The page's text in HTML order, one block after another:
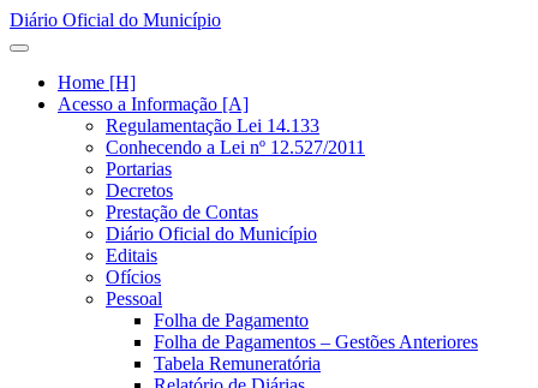
Diário Oficial do Município
Home [H]
Acesso a Informação [A]
Regulamentação Lei 14.133
Conhecendo a Lei nº 12.527/2011
Portarias
Decretos
Prestação de Contas
Diário Oficial do Município
Editais
Ofícios
Pessoal
Folha de Pagamento
Folha de Pagamentos – Gestões Anteriores
Tabela Remuneratória